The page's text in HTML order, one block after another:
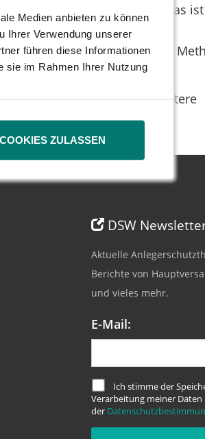
Medien anbieten zu können
Ihrer Verwendung unserer
führen diese Informationen
sie im Rahmen Ihrer Nutzung
COOKIES ZULASSEN
Marc Tüngler an. „Das
Chance der positiven
es sich zu einer billigen
melden, um weitere
DSW
Aktuelle
Berichte von
und vieles mehr.
E-Mail:
Ich stimme der
Verarbeitung meiner Daten
der